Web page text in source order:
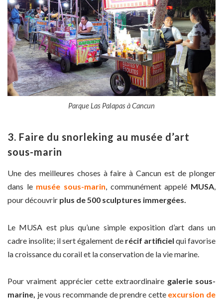
Parque Las Palapas à Cancun
3. Faire du snorleking au musée d’art
sous-marin
Une des meilleures choses à faire à Cancun est de plonger
dans le musée sous-marin, communément appelé MUSA,
pour découvrir plus de 500 sculptures immergées.
Le MUSA est plus qu’une simple exposition d’art dans un
cadre insolite; il sert également de récif artificiel qui favorise
la croissance du corail et la conservation de la vie marine.
Pour vraiment apprécier cette extraordinaire galerie sous-
marine, je vous recommande de prendre cette excursion de